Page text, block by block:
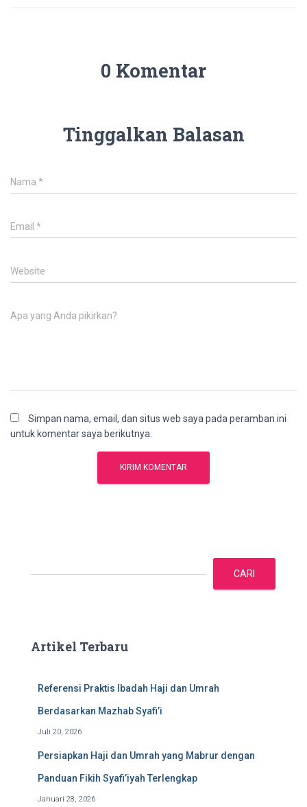
0 Komentar
Tinggalkan Balasan
Nama *
Email *
Website
Apa yang Anda pikirkan?
Simpan nama, email, dan situs web saya pada peramban ini
untuk komentar saya berikutnya.
a
CARI
Artikel Terbaru
Referensi Praktis Ibadah Haji dan Umrah
Berdasarkan Mazhab Syafi’i
Juli 20, 2026
Persiapkan Haji dan Umrah yang Mabrur dengan
Panduan Fikih Syafi’iyah Terlengkap
Januari 28, 2026